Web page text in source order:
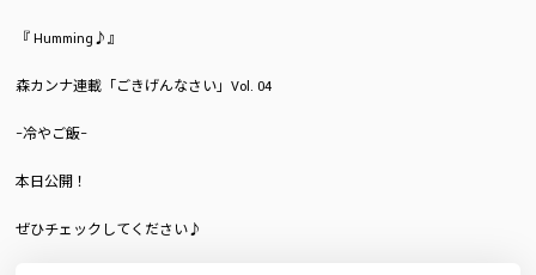
『 Humming♪』
森カンナ連載「ごきげんなさい」Vol. 04
−冷やご飯−
本日公開！
ぜひチェックしてください♪